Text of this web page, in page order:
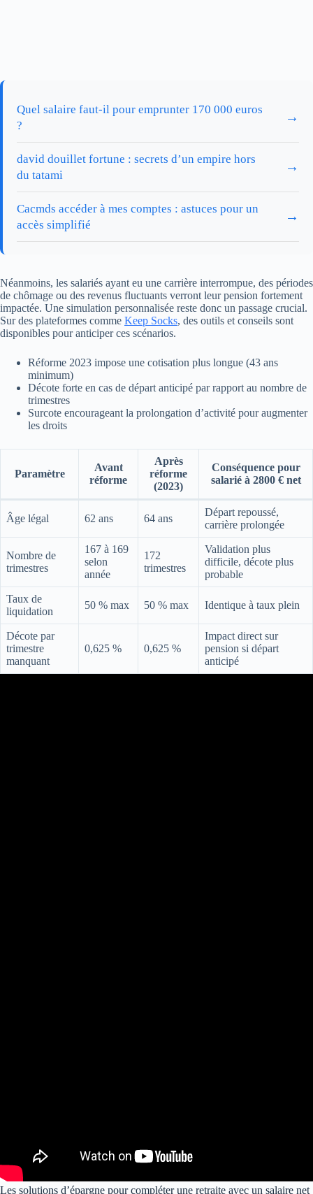
Quel salaire faut-il pour emprunter 170 000 euros
?
→
david douillet fortune : secrets d’un empire hors
du tatami
→
Cacmds accéder à mes comptes : astuces pour un
accès simplifié
→
Néanmoins, les salariés ayant eu une carrière interrompue, des périodes
de chômage ou des revenus fluctuants verront leur pension fortement
impactée. Une simulation personnalisée reste donc un passage crucial.
Sur des plateformes comme Keep Socks, des outils et conseils sont
disponibles pour anticiper ces scénarios.
Réforme 2023 impose une cotisation plus longue (43 ans
minimum)
Décote forte en cas de départ anticipé par rapport au nombre de
trimestres
Surcote encourageant la prolongation d’activité pour augmenter
les droits
Paramètre
Avant
réforme
Après
réforme
(2023)
Conséquence pour
salarié à 2800 € net
Âge légal 62 ans 64 ans
Départ repoussé,
carrière prolongée
Nombre de
trimestres
167 à 169
selon
année
172
trimestres
Validation plus
difficile, décote plus
probable
Taux de
liquidation
50 % max 50 % max Identique à taux plein
Décote par
trimestre
manquant
0,625 % 0,625 %
Impact direct sur
pension si départ
anticipé
Les solutions d’épargne pour compléter une retraite avec un salaire net